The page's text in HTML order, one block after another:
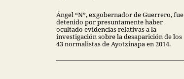
Ángel “N”, exgobernador de Guerrero, fue
detenido por presuntamente haber
ocultado evidencias relativas a la
investigación sobre la desaparición de los
43 normalistas de Ayotzinapa en 2014.